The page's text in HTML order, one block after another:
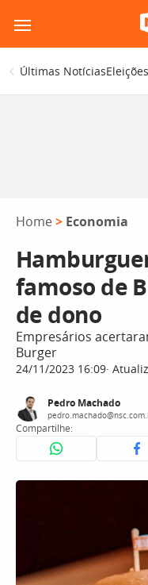
para
o
conteúdo
Últimas Notícias
Home > Economia
famoso de
de dono
Empresários
Burger
24/11/2023 16:09
Pedro Machado
Compartilhe: